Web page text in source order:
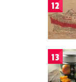
12
13